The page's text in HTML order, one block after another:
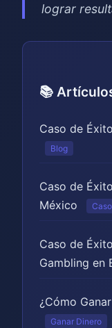
lograr
📚
Caso de
Blog
Caso de
México
Caso de
Gambling en
¿Cómo
Ganar Dinero